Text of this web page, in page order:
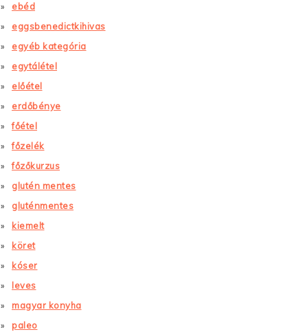
ebéd
eggsbenedictkihivas
egyéb kategória
egytálétel
előétel
erdőbénye
főétel
főzelék
főzőkurzus
glutén mentes
gluténmentes
kiemelt
köret
kóser
leves
magyar konyha
paleo